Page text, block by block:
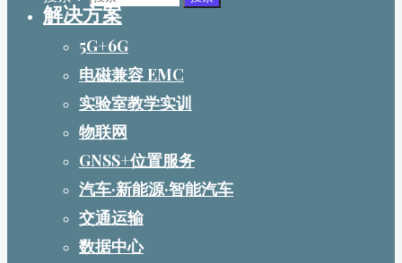
解决方案
5G+6G
电磁兼容 EMC
实验室教学实训
物联网
GNSS+位置服务
汽车·新能源·智能汽车
交通运输
数据中心